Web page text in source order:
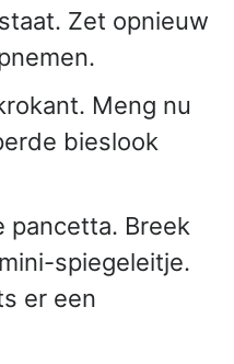
Zet opnieuw
Meng nu
bieslook
pancetta. Breek
spiegeleitje.
er een